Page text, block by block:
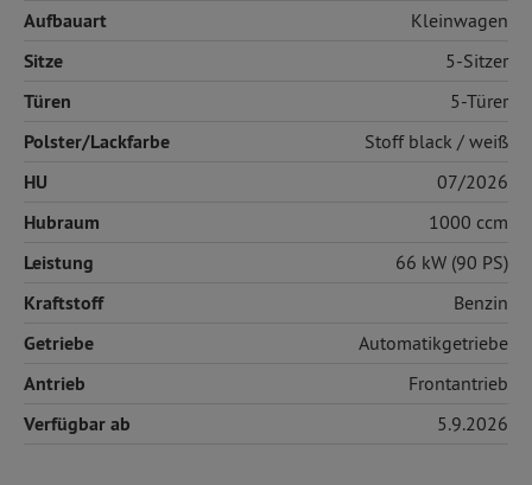
Aufbauart Kleinwagen
Sitze 5-Sitzer
Türen 5-Türer
Polster/Lackfarbe Stoffblack / weiß
HU 07/2026
Hubraum 1000 ccm
Leistung 66 kW (90 PS)
Kraftstoff Benzin
Getriebe Automatikgetriebe
Antrieb Frontantrieb
Verfügbar ab 5.9.2026